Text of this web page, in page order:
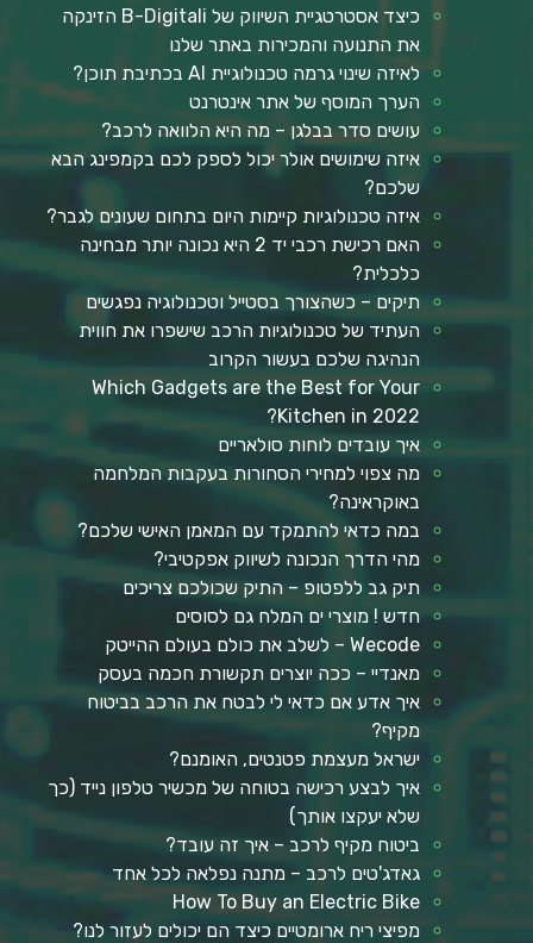
כיצד אסטרטגיית השיווק של B-Digitali הזינקה
את התנועה והמכירות באתר שלנו
לאיזה שינוי גרמה טכנולוגיית AI בכתיבת תוכן?
הערך המוסף של אתר אינטרנט
עושים סדר בבלגן – מה היא הלוואה לרכב?
איזה שימושים אולר יכול לספק לכם בקמפינג הבא
שלכם?
איזה טכנולוגיות קיימות היום בתחום שעונים לגבר?
האם רכישת רכבי יד 2 היא נכונה יותר מבחינה
כלכלית?
תיקים – כשהצורך בסטייל וטכנולוגיה נפגשים
העתיד של טכנולוגיות הרכב שישפרו את חווית
הנהיגה שלכם בעשור הקרוב
Which Gadgets are the Best for Your
Kitchen in 2022?
איך עובדים לוחות סולאריים
מה צפוי למחירי הסחורות בעקבות המלחמה
באוקראינה?
במה כדאי להתמקד עם המאמן האישי שלכם?
מהי הדרך הנכונה לשיווק אפקטיבי?
תיק גב ללפטופ – התיק שכולכם צריכים
חדש ! מוצרי ים המלח גם לסוסים
Wecode – לשלב את כולם בעולם ההייטק
מאנדיי – ככה יוצרים תקשורת חכמה בעסק
איך אדע אם כדאי לי לבטח את הרכב בביטוח
מקיף?
ישראל מעצמת פטנטים, האומנם?
איך לבצע רכישה בטוחה של מכשיר טלפון נייד (כך
שלא יעקצו אותך)
ביטוח מקיף לרכב – איך זה עובד?
גאדג'טים לרכב – מתנה נפלאה לכל אחד
How To Buy an Electric Bike
מפיצי ריח ארומטיים כיצד הם יכולים לעזור לנו?